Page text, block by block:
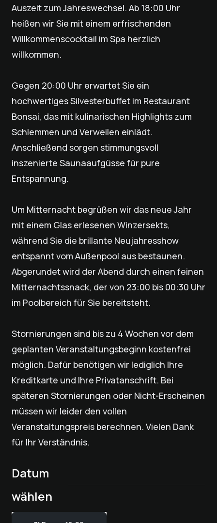
Auszeit zum Jahreswechsel. Ab 18:00 Uhr
heißen wir Sie mit einem erfrischenden
Willkommenscocktail im Spa herzlich
willkommen.
Gegen 20:00 Uhr erwartet Sie ein
hochwertiges Silvesterbuffet im Restaurant
Bonsai, das mit kulinarischen Highlights zum
Schlemmen und Verweilen einlädt.
Anschließend sorgen stimmungsvoll
inszenierte Saunaaufgüsse für pure
Entspannung.
Um Mitternacht begrüßen wir das neue Jahr
mit einem Glas erlesenen Winzersekts,
während Sie die brillante Neujahresshow
entspannt vom Außenpool aus bestaunen.
Abgerundet wird der Abend durch einen feinen
Mitternachtssnack, der von 23:00 bis 00:30 Uhr
im Poolbereich für Sie bereitsteht.
Stornierungen sind bis zu 4 Wochen vor dem
geplanten Veranstaltungsbeginn kostenfrei
möglich. Dafür benötigen wir lediglich Ihre
Kreditkarte und Ihre Privatanschrift. Bei
späteren Stornierungen oder Nicht-Erscheinen
müssen wir leider den vollen
Veranstaltungspreis berechnen. Vielen Dank
für Ihr Verständnis.
Datum
wählen